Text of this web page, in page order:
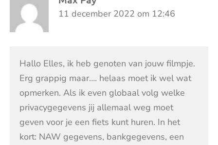
11 december 2022 om 12:46
Hallo Elles, ik heb genoten van jouw filmpje.
Erg grappig maar…. helaas moet ik wel wat
opmerken. Als ik even globaal volg welke
privacygegevens jij allemaal weg moet
geven voor je een fiets kunt huren. In het
kort: NAW gegevens, bankgegevens, een